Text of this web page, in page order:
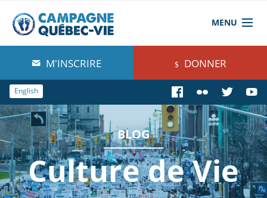
MENU
À propos de nous
Blog
Comprendre
Agir
Boutique
M'INSCRIRE DONNER
English
BLOG
Culture de Vie